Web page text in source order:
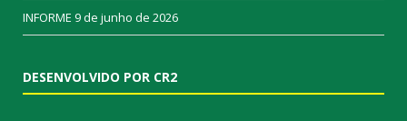
INFORME 9 de junho de 2026
DESENVOLVIDO POR CR2